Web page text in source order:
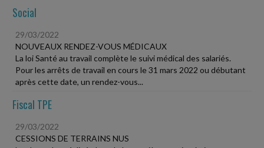
Social
29/03/2022
NOUVEAUX RENDEZ-VOUS MÉDICAUX
La loi Santé au travail complète le suivi médical des salariés.
Pour les arrêts de travail en cours le 31 mars 2022 ou débutant
après cette date, un rendez-vous...
Fiscal TPE
29/03/2022
CESSIONS DE TERRAINS NUS